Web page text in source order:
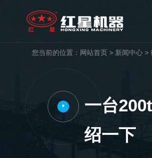
您当前的位置： 网站首页 > 新闻中心 >
•
一台
绍一下